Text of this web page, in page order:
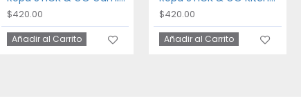
$420.00
Añadir al Carrito
$420.00
Añadir al Carrito